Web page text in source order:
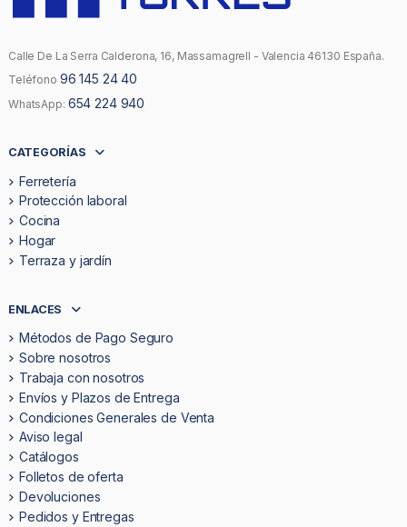
Calle De La Serra Calderona, 16, Massamagrell - Valencia 46130 España.
Teléfono 96 145 24 40
WhatsApp: 654 224 940
CATEGORÍAS
Ferretería
Protección laboral
Cocina
Hogar
Terraza y jardín
ENLACES
Métodos de Pago Seguro
Sobre nosotros
Trabaja con nosotros
Envíos y Plazos de Entrega
Condiciones Generales de Venta
Aviso legal
Catálogos
Folletos de oferta
Devoluciones
Pedidos y Entregas